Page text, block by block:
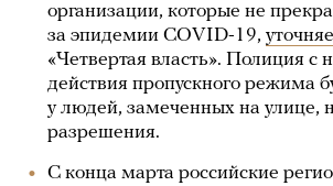
организации, которые не
за эпидемии COVID-19,
«Четвертая власть». Полиция с
действия пропускного режима
у людей, замеченных на улице,
разрешения.
С конца марта российские